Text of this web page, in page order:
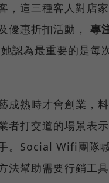
，這三種客人對店
優惠折扣活動， 專
認為最重要的是每
成熟時才會創業，
者打交道的場景表
。Social Wifi團隊
幫助需要行銷工具